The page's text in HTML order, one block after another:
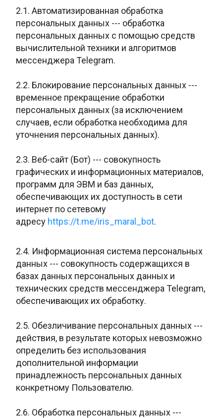
2.1. Автоматизированная обработка
персональных данных --- обработка
персональных данных с помощью средств
вычислительной техники и алгоритмов
мессенджера Telegram.
2.2. Блокирование персональных данных ---
временное прекращение обработки
персональных данных (за исключением
случаев, если обработка необходима для
уточнения персональных данных).
2.3. Веб-сайт (Бот) --- совокупность
графических и информационных материалов,
программ для ЭВМ и баз данных,
обеспечивающих их доступность в сети
интернет по сетевому
адресу https://t.me/iris_maral_bot.
2.4. Информационная система персональных
данных --- совокупность содержащихся в
базах данных персональных данных и
технических средств мессенджера Telegram,
обеспечивающих их обработку.
2.5. Обезличивание персональных данных ---
действия, в результате которых невозможно
определить без использования
дополнительной информации
принадлежность персональных данных
конкретному Пользователю.
2.6. Обработка персональных данных ---